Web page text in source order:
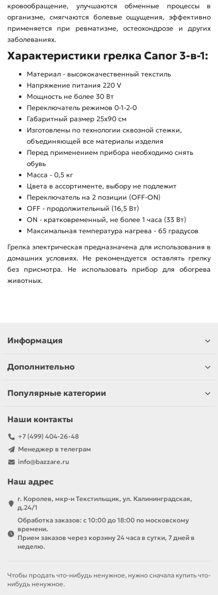
кровообращение, улучшаются обменные процессы в
организме, смягчаются болевые ощущения, эффективно
применяется при ревматизме, остеохондрозе и других
заболеваниях.
Характеристики грелка Сапог 3-в-1:
Материал - высококачественный текстиль
Напряжение питания 220 V
Мощность не более 30 Вт
Переключатель режимов 0-1-2-0
Габаритный размер 25х90 см
Изготовлены по технологии сквозной стежки,
объединяющей все материалы изделия
Перед применением прибора необходимо снять
обувь
Масса - 0,5 кг
Цвета в ассортименте, выбору не подлежит
Переключатель на 2 позиции (OFF-ON)
OFF - продолжительный (16,5 Вт)
ON - кратковременный, не более 1 часа (33 Вт)
Максимальная температура нагрева - 65 градусов
Грелка электрическая предназначена для использования в
домашних условиях. Не рекомендуется оставлять грелку
без присмотра. Не использовать прибор для обогрева
животных.
Информация
Дополнительно
Популярные категории
Наши контакты
+7 (499) 404-26-48
Менеджер в телеграм
info@bazzare.ru
Наш адрес
г. Королев, мкр-н Текстильщик, ул. Калининградская,
д.24/1
Обработка заказов: с 10:00 до 18:00 по московскому
времени.
Прием заказов через корзину 24 часа в сутки, 7 дней в
неделю.
Чтобы продать что-нибудь ненужное, нужно сначала купить что-
нибудь ненужное.